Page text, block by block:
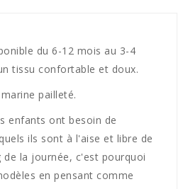
du 6-12 mois au 3-4
tissu confortable et doux.
pailleté.
enfants ont besoin de
ils sont à l'aise et libre de
la journée, c'est pourquoi
en pensant comme